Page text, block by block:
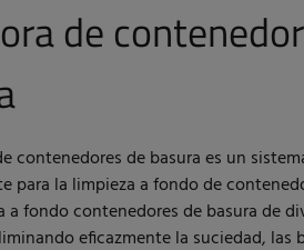
de
contenedores de basura es un
para la limpieza a fondo de
a fondo contenedores de basura de
eficazmente la suciedad, las